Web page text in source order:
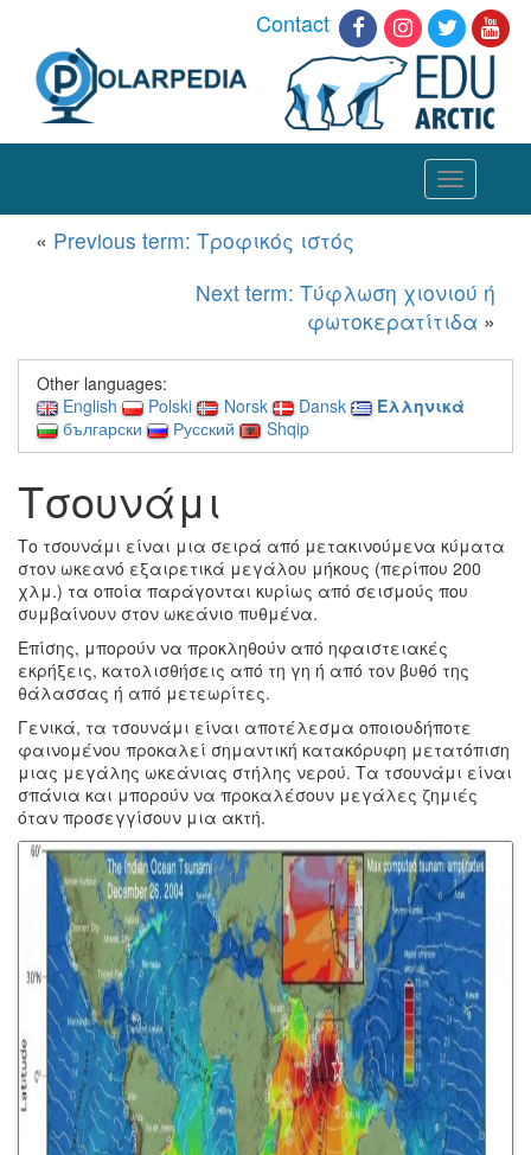
Contact
Toggle
navigation
« Previous term: Τροφικός ιστός
Next term: Τύφλωση χιονιού ή
φωτοκερατίτιδα »
Other languages:
English
Polski Norsk Dansk
Ελληνικά
български
Русский Shqip
Τσουνάμι
Το τσουνάμι είναι μια σειρά από μετακινούμενα κύματα
στον ωκεανό εξαιρετικά μεγάλου μήκους (περίπου 200
χλμ.) τα οποία παράγονται κυρίως από σεισμούς που
συμβαίνουν στον ωκεάνιο πυθμένα.
Επίσης, μπορούν να προκληθούν από ηφαιστειακές
εκρήξεις, κατολισθήσεις από τη γη ή από τον βυθό της
θάλασσας ή από μετεωρίτες.
Γενικά, τα τσουνάμι είναι αποτέλεσμα οποιουδήποτε
φαινομένου προκαλεί σημαντική κατακόρυφη μετατόπιση
μιας μεγάλης ωκεάνιας στήλης νερού. Τα τσουνάμι είναι
σπάνια και μπορούν να προκαλέσουν μεγάλες ζημιές
όταν προσεγγίσουν μια ακτή.